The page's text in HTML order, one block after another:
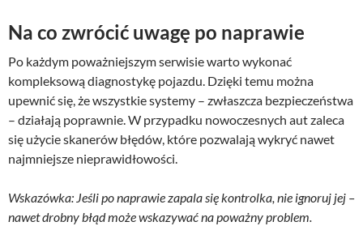
Na co zwrócić uwagę po naprawie
Po każdym poważniejszym serwisie warto wykonać
kompleksową diagnostykę pojazdu. Dzięki temu można
upewnić się, że wszystkie systemy – zwłaszcza bezpieczeństwa
– działają poprawnie. W przypadku nowoczesnych aut zaleca
się użycie skanerów błędów, które pozwalają wykryć nawet
najmniejsze nieprawidłowości.
Wskazówka: Jeśli po naprawie zapala się kontrolka, nie ignoruj jej –
nawet drobny błąd może wskazywać na poważny problem.